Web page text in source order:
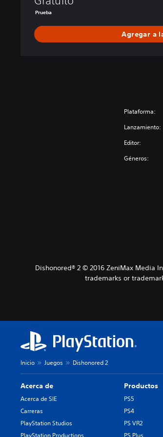
Prueba
Agregar a
Plataforma:
Lanzamiento:
Editor:
Géneros:
Dishonored® 2 © 2016 ZeniMax Media
trademarks or
Inicio Juegos Dishonored 2
Acerca de
Acerca de SIE
Carreras
PlayStation Studios
Productos
PS5
PS4
PS VR2